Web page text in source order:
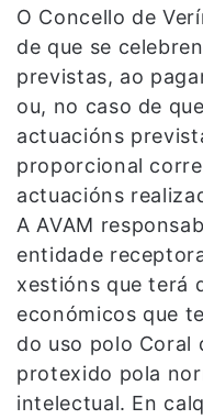
O Concello de
de que se
previstas, ao
ou, no caso de
actuacións
proporcional
actuacións
A AVAM
entidade
xestións que terá
económicos que
do uso polo Coral
protexido pola
intelectual. En